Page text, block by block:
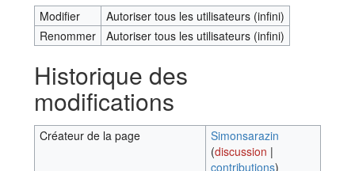
Modifier
Autoriser tous les utilisateurs (infini)
Renommer
Autoriser tous les utilisateurs (infini)
Historique des
modifications
Créateur de la page
Simonsarazin
(discussion |
contributions)